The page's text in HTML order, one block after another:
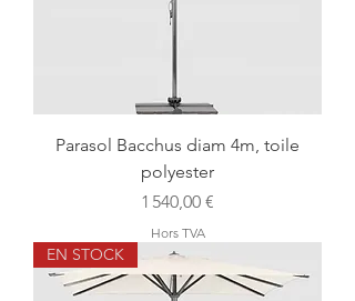
Parasol Bacchus diam 4m, toile
polyester
Prix
1 540,00 €
Hors TVA
EN STOCK